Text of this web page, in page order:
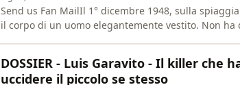
Send us Fan MailIl 1° dicembre 1948, sulla
il corpo di un uomo elegantemente vestito. Non
carta nasc
DOSSIER - Luis Garavito - Il killer che
uccidere il piccolo se stesso